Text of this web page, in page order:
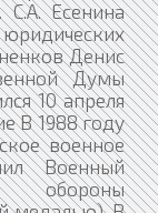
С.А. Есенина
Денис
Думы
10 апреля
В 1988 году
военное
Военный
обороны